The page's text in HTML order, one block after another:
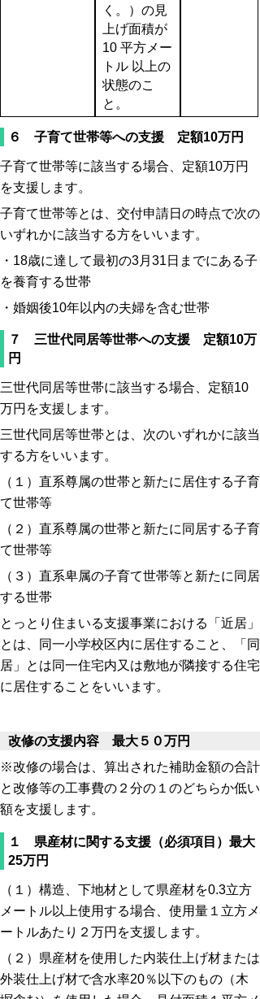
く。）の見
上げ面積が
10 平方メー
トル 以上の
状態のこ
と。
６ 子育て世帯等への支援 定額10万円
子育て世帯等に該当する場合、定額10万円
を支援します。
子育て世帯等とは、交付申請日の時点で次の
いずれかに該当する方をいいます。
・18歳に達して最初の3月31日までにある子
を養育する世帯
・婚姻後10年以内の夫婦を含む世帯
７ 三世代同居等世帯への支援 定額10万
円
三世代同居等世帯に該当する場合、定額10
万円を支援します。
三世代同居等世帯とは、次のいずれかに該当
する方をいいます。
（１）直系尊属の世帯と新たに居住する子育
て世帯等
（２）直系尊属の世帯と新たに同居する子育
て世帯等
（３）直系卑属の子育て世帯等と新たに同居
する世帯
とっとり住まいる支援事業における「近居」
とは、同一小学校区内に居住すること、「同
居」とは同一住宅内又は敷地が隣接する住宅
に居住することをいいます。
改修の支援内容 最大５０万円
※改修の場合は、算出された補助金額の合計
と改修等の工事費の２分の１のどちらか低い
額を支援します。
１ 県産材に関する支援（必須項目）最大
25万円
（１）構造、下地材として県産材を0.3立方
メートル以上使用する場合、使用量１立方メ
ートルあたり２万円を支援します。
（２）県産材を使用した内装仕上げ材または
外装仕上げ材で含水率20％以下のもの（木